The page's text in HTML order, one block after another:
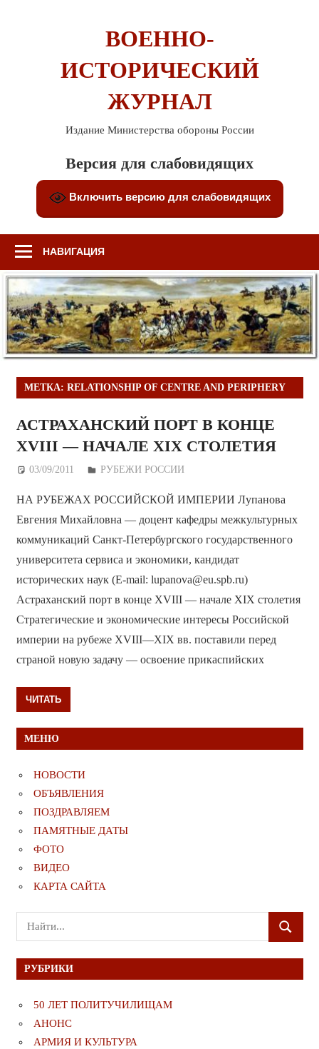
ВОЕННО-
ИСТОРИЧЕСКИЙ
ЖУРНАЛ
Издание Министерства обороны России
Версия для слабовидящих
Включить версию для слабовидящих
НАВИГАЦИЯ
МЕТКА: RELATIONSHIP OF CENTRE AND PERIPHERY
АСТРАХАНСКИЙ ПОРТ В КОНЦЕ
XVIII — НАЧАЛЕ XIX СТОЛЕТИЯ
03/09/2011 Дежурный по Редакции
РУБЕЖИ РОССИИ
НА РУБЕЖАХ РОССИЙСКОЙ ИМПЕРИИ Лупанова
Евгения Михайловна — доцент кафедры межкультурных
коммуникаций Санкт-Петербургского государственного
университета сервиса и экономики, кандидат
исторических наук (E-mail: lupanova@eu.spb.ru)
Астраханский порт в конце XVIII — начале XIX столетия
Стратегические и экономические интересы Российской
империи на рубеже XVIII—XIX вв. поставили перед
страной новую задачу — освоение прикаспийских
ЧИТАТЬ
МЕНЮ
НОВОСТИ
ОБЪЯВЛЕНИЯ
ПОЗДРАВЛЯЕМ
ПАМЯТНЫЕ ДАТЫ
ФОТО
ВИДЕО
КАРТА САЙТА
Поиск
для:
ПОИСК
РУБРИКИ
50 ЛЕТ ПОЛИТУЧИЛИЩАМ
АНОНС
АРМИЯ И КУЛЬТУРА